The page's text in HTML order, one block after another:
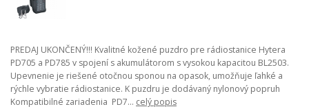
PREDAJ UKONČENÝ!!! Kvalitné kožené puzdro pre rádiostanice Hytera
PD705 a PD785 v spojení s akumulátorom s vysokou kapacitou BL2503.
Upevnenie je riešené otočnou sponou na opasok, umožňuje ľahké a
rýchle vybratie rádiostanice. K puzdru je dodávaný nylonový popruh
Kompatibilné zariadenia PD7... celý popis